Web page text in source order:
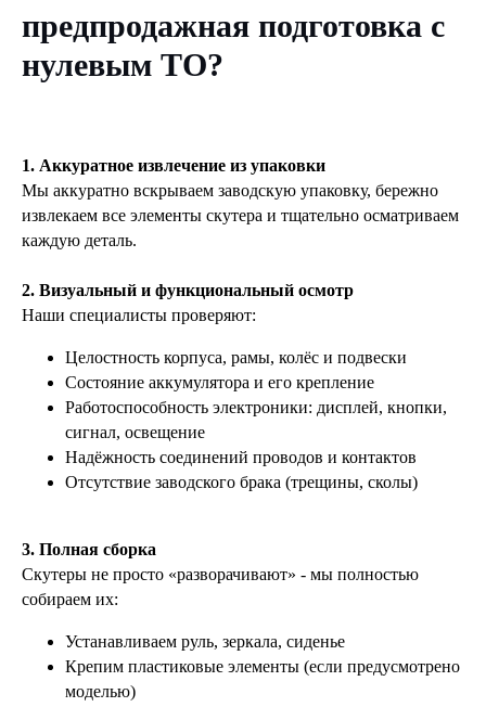
предпродажная подготовка с
нулевым ТО?
1. Аккуратное извлечение из упаковки
Мы аккуратно вскрываем заводскую упаковку, бережно
извлекаем все элементы скутера и тщательно осматриваем
каждую деталь.
2. Визуальный и функциональный осмотр
Наши специалисты проверяют:
Целостность корпуса, рамы, колёс и подвески
Состояние аккумулятора и его крепление
Работоспособность электроники: дисплей, кнопки,
сигнал, освещение
Надёжность соединений проводов и контактов
Отсутствие заводского брака (трещины, сколы)
3. Полная сборка
Скутеры не просто «разворачивают» - мы полностью
собираем их:
Устанавливаем руль, зеркала, сиденье
Крепим пластиковые элементы (если предусмотрено
моделью)